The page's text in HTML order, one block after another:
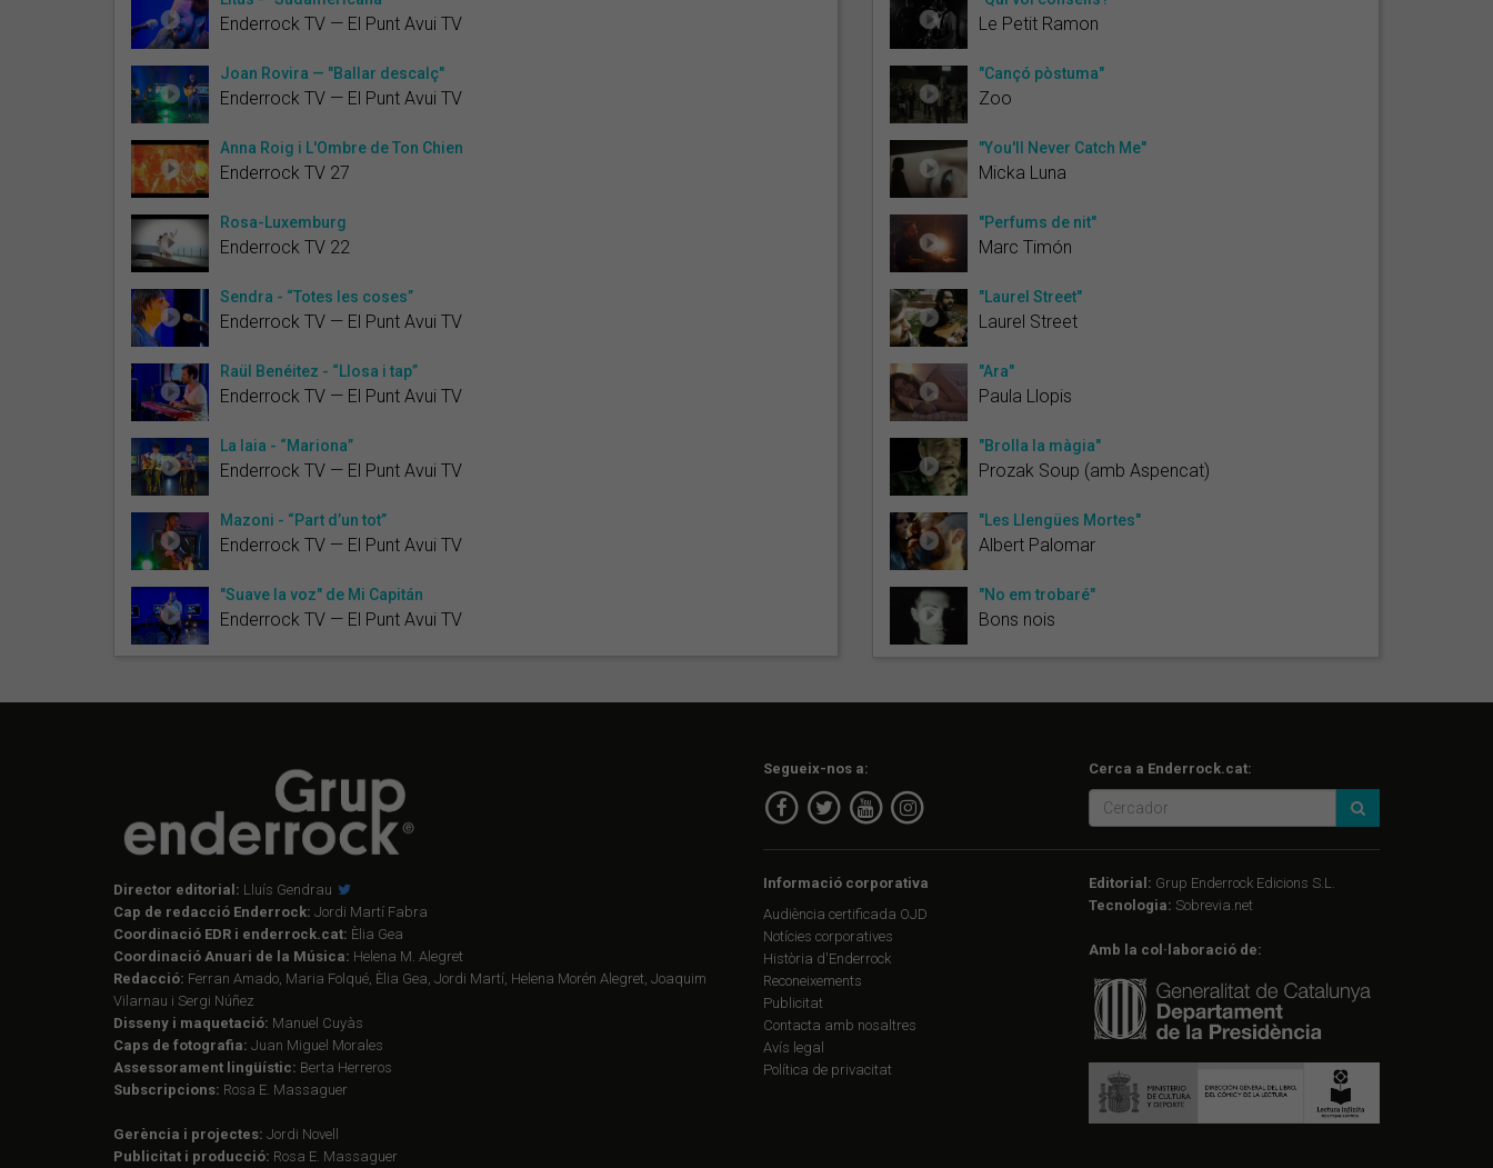
Enderrock TV — El Punt Avui TV
Joan Rovira — "Ballar descalç"
Enderrock TV — El Punt Avui TV
Anna Roig i L'Ombre de Ton Chien
Enderrock TV 27
Rosa-Luxemburg
Enderrock TV 22
Sendra - “Totes les coses”
Enderrock TV — El Punt Avui TV
Raül Benéitez - “Llosa i tap”
Enderrock TV — El Punt Avui TV
La Iaia - “Mariona”
Enderrock TV — El Punt Avui TV
Mazoni - “Part d’un tot”
Enderrock TV — El Punt Avui TV
"Suave la voz" de Mi Capitán
Enderrock TV — El Punt Avui TV
Le Petit Ramon
"Cançó pòstuma"
Zoo
"You'll Never Catch Me"
Micka Luna
"Perfums de nit"
Marc Timón
"Laurel Street"
Laurel Street
"Ara"
Paula Llopis
"Brolla la màgia"
Prozak Soup (amb Aspencat)
"Les Llengües Mortes"
Albert Palomar
"No em trobaré"
Bons nois
Director editorial: Lluís Gendrau
Cap de redacció Enderrock: Jordi Martí Fabra
Coordinació EDR i enderrock.cat: Èlia Gea
Coordinació Anuari de la Música: Helena M. Alegret
Redacció: Ferran Amado, Maria Folqué, Èlia Gea, Jordi Martí, Helena Morén Alegret, Joaquim
Vilarnau i Sergi Núñez
Disseny i maquetació: Manuel Cuyàs
Caps de fotografia: Juan Miguel Morales
Assessorament lingüístic: Berta Herreros
Subscripcions: Rosa E. Massaguer
Gerència i projectes: Jordi Novell
Publicitat i producció: Rosa E. Massaguer
Segueix-nos a: Cerca a Enderrock.cat:
Informació corporativa
Audiència certificada OJD
Notícies corporatives
Història d'Enderrock
Reconeixements
Publicitat
Contacta amb nosaltres
Avís legal
Política de privacitat
Editorial: Grup Enderrock Edicions S.L.
Tecnologia: Sobrevia.net
Amb la col·laboració de: